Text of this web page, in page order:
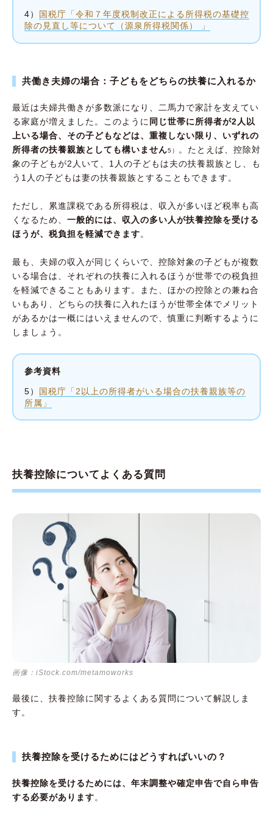
4）
国税庁「令和７年度税制改正による所得税の基礎控
除の見直し等について（源泉所得税関係） 」
共働き夫婦の場合：子どもをどちらの扶養に入れるか
最近は夫婦共働きが多数派になり、二馬力で家計を支えてい
る家庭が増えました。このように 同じ世帯に所得者が2人以
上いる場合、その子どもなどは、重複しない限り、いずれの
所得者の扶養親族としても構いません5） 。たとえば、控除対
象の子どもが2人いて、1人の子どもは夫の扶養親族とし、も
う1人の子どもは妻の扶養親族とすることもできます。
ただし、累進課税である所得税は、収入が多いほど税率も高
くなるため、 一般的には、収入の多い人が扶養控除を受ける
ほうが、税負担を軽減できます。
最も、夫婦の収入が同じくらいで、控除対象の子どもが複数
いる場合は、それぞれの扶養に入れるほうが世帯での税負担
を軽減できることもあります。また、ほかの控除との兼ね合
いもあり、どちらの扶養に入れたほうが世帯全体でメリット
があるかは一概にはいえませんので、慎重に判断するように
しましょう。
参考資料
5）
国税庁「2以上の所得者がいる場合の扶養親族等の
所属」
扶養控除についてよくある質問
画像：iStock.com/metamoworks
最後に、扶養控除に関するよくある質問について解説しま
す。
扶養控除を受けるためにはどうすればいいの？
扶養控除を受けるためには、年末調整や確定申告で自ら申告
する必要があります。